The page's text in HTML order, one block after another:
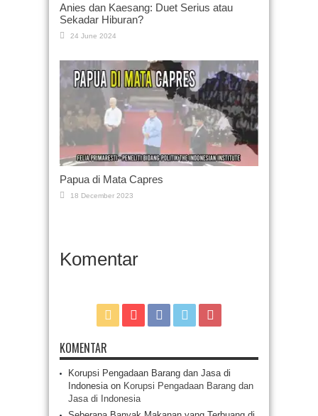
Anies dan Kaesang: Duet Serius atau
Sekadar Hiburan?
24 June 2024
Papua di Mata Capres
18 December 2023
Komentar
KOMENTAR
Korupsi Pengadaan Barang dan Jasa di
Indonesiaon Korupsi Pengadaan Barang dan
Jasa di Indonesia